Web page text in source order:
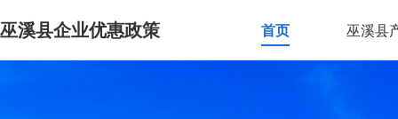
巫溪县企业优惠政策 首页 巫溪县